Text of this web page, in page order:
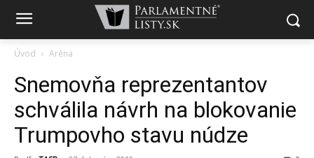
Úvod Aréna
Snemovňa reprezentantov
schválila návrh na blokovanie
Trumpovho stavu núdze